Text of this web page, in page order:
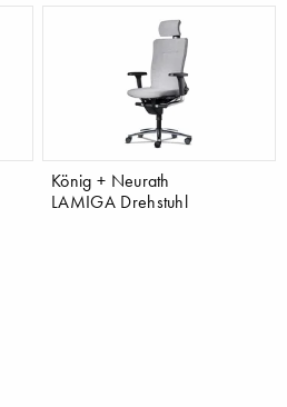
König + Neurath
LAMIGA Drehstuhl